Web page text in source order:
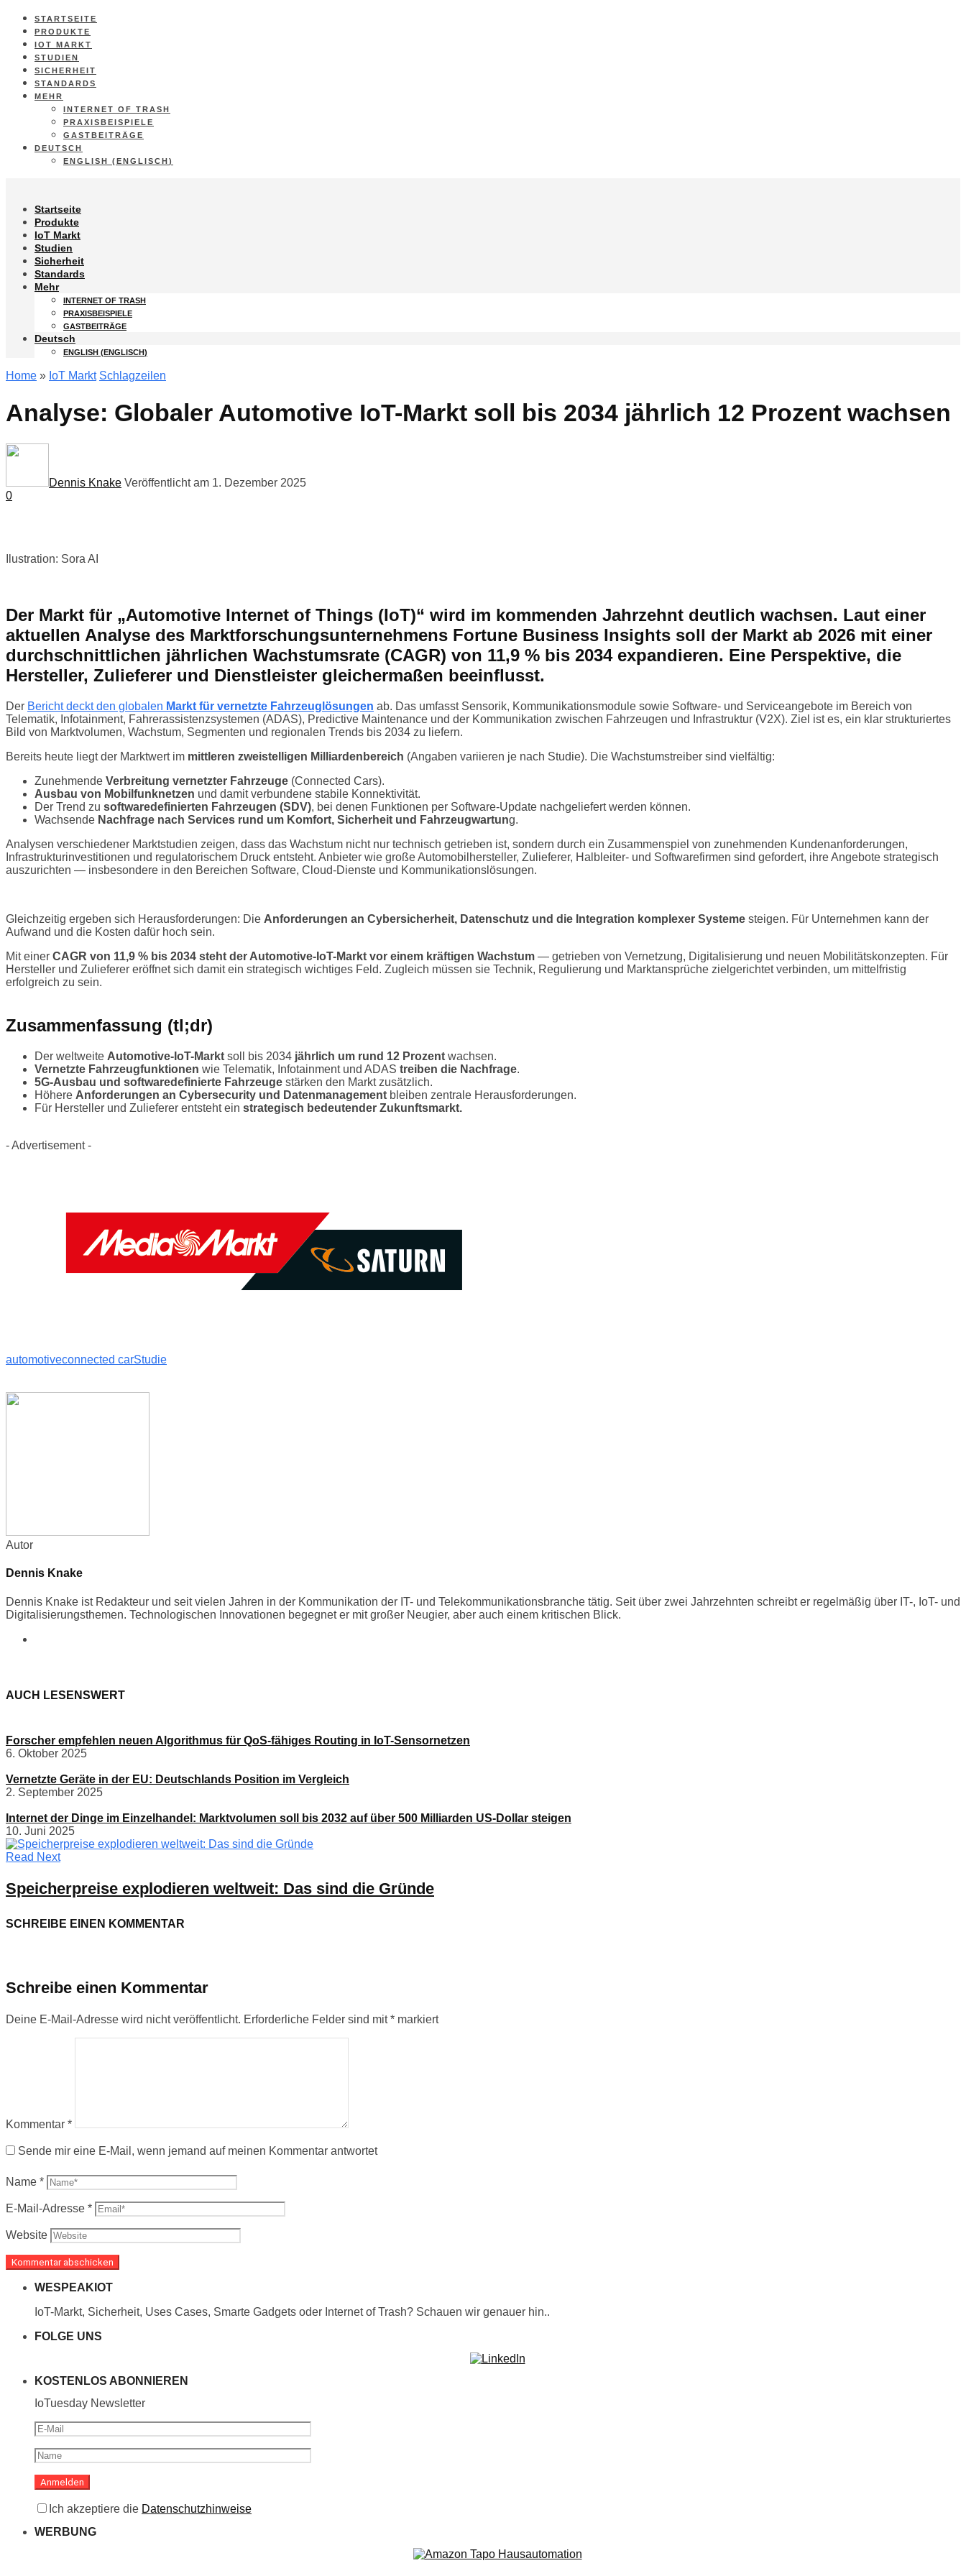
STARTSEITE
PRODUKTE
IOT MARKT
STUDIEN
SICHERHEIT
STANDARDS
MEHR
INTERNET OF TRASH
PRAXISBEISPIELE
GASTBEITRÄGE
DEUTSCH
ENGLISH (ENGLISCH)
Startseite
Produkte
IoT Markt
Studien
Sicherheit
Standards
Mehr
INTERNET OF TRASH
PRAXISBEISPIELE
GASTBEITRÄGE
Deutsch
ENGLISH (ENGLISCH)
Home » IoT Markt Schlagzeilen
Analyse: Globaler Automotive IoT-Markt soll bis 2034 jährlich 12 Prozent wachsen
Dennis Knake Veröffentlicht am 1. Dezember 2025
0
Ilustration: Sora AI
Der Markt für „Automotive Internet of Things (IoT)“ wird im kommenden Jahrzehnt deutlich wachsen. Laut einer
aktuellen Analyse des Marktforschungsunternehmens Fortune Business Insights soll der Markt ab 2026 mit einer
durchschnittlichen jährlichen Wachstumsrate (CAGR) von 11,9 % bis 2034 expandieren. Eine Perspektive, die
Hersteller, Zulieferer und Dienstleister gleichermaßen beeinflusst.
Der Bericht deckt den globalen Markt für vernetzte Fahrzeuglösungen ab. Das umfasst Sensorik, Kommunikationsmodule sowie Software- und Serviceangebote im Bereich von
Telematik, Infotainment, Fahrerassistenzsystemen (ADAS), Predictive Maintenance und der Kommunikation zwischen Fahrzeugen und Infrastruktur (V2X). Ziel ist es, ein klar strukturiertes
Bild von Marktvolumen, Wachstum, Segmenten und regionalen Trends bis 2034 zu liefern.
Bereits heute liegt der Marktwert im mittleren zweistelligen Milliarden­bereich (Angaben variieren je nach Studie). Die Wachstumstreiber sind vielfältig:
Zunehmende Verbreitung vernetzter Fahrzeuge (Connected Cars).
Ausbau von Mobilfunknetzen und damit verbundene stabile Konnektivität.
Der Trend zu softwaredefinierten Fahrzeugen (SDV), bei denen Funktionen per Software-Update nachgeliefert werden können.
Wachsende Nachfrage nach Services rund um Komfort, Sicherheit und Fahrzeugwartung.
Analysen verschiedener Marktstudien zeigen, dass das Wachstum nicht nur technisch getrieben ist, sondern durch ein Zusammenspiel von zunehmenden Kundenanforderungen,
Infrastrukturinvestitionen und regulatorischem Druck entsteht. Anbieter wie große Automobilhersteller, Zulieferer, Halbleiter- und Softwarefirmen sind gefordert, ihre Angebote strategisch
auszurichten — insbesondere in den Bereichen Software, Cloud-Dienste und Kommunikationslösungen.
Gleichzeitig ergeben sich Herausforderungen: Die Anforderungen an Cybersicherheit, Datenschutz und die Integration komplexer Systeme steigen. Für Unternehmen kann der
Aufwand und die Kosten dafür hoch sein.
Mit einer CAGR von 11,9 % bis 2034 steht der Automotive-IoT-Markt vor einem kräftigen Wachstum — getrieben von Vernetzung, Digitalisierung und neuen Mobilitätskonzepten. Für
Hersteller und Zulieferer eröffnet sich damit ein strategisch wichtiges Feld. Zugleich müssen sie Technik, Regulierung und Marktansprüche zielgerichtet verbinden, um mittelfristig
erfolgreich zu sein.
Zusammenfassung (tl;dr)
Der weltweite Automotive-IoT-Markt soll bis 2034 jährlich um rund 12 Prozent wachsen.
Vernetzte Fahrzeugfunktionen wie Telematik, Infotainment und ADAS treiben die Nachfrage.
5G-Ausbau und softwaredefinierte Fahrzeuge stärken den Markt zusätzlich.
Höhere Anforderungen an Cybersecurity und Datenmanagement bleiben zentrale Herausforderungen.
Für Hersteller und Zulieferer entsteht ein strategisch bedeutender Zukunftsmarkt.
- Advertisement -
automotiveconnected carStudie
Autor
Dennis Knake
Dennis Knake ist Redakteur und seit vielen Jahren in der Kommunikation der IT- und Telekommunikationsbranche tätig. Seit über zwei Jahrzehnten schreibt er regelmäßig über IT-, IoT- und
Digitalisierungsthemen. Technologischen Innovationen begegnet er mit großer Neugier, aber auch einem kritischen Blick.
AUCH LESENSWERT
Forscher empfehlen neuen Algorithmus für QoS-fähiges Routing in IoT-Sensornetzen
6. Oktober 2025
Vernetzte Geräte in der EU: Deutschlands Position im Vergleich
2. September 2025
Internet der Dinge im Einzelhandel: Marktvolumen soll bis 2032 auf über 500 Milliarden US-Dollar steigen
10. Juni 2025
Read Next
Speicherpreise explodieren weltweit: Das sind die Gründe
SCHREIBE EINEN KOMMENTAR
Schreibe einen Kommentar
Deine E-Mail-Adresse wird nicht veröffentlicht. Erforderliche Felder sind mit* markiert
Kommentar *
Sende mir eine E-Mail, wenn jemand auf meinen Kommentar antwortet
Name *
E-Mail-Adresse *
Website
WESPEAKIOT
IoT-Markt, Sicherheit, Uses Cases, Smarte Gadgets oder Internet of Trash? Schauen wir genauer hin..
FOLGE UNS
KOSTENLOS ABONNIEREN
IoTuesday Newsletter
Ich akzeptiere die Datenschutzhinweise
WERBUNG